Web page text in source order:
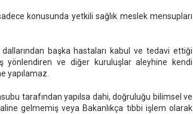
konusunda yetkili sağlık meslek mensupları
başka hastaları kabul ve tedavi ettiği
yönlendiren ve diğer kuruluşlar aleyhine kendi
yapılamaz.
tarafından yapılsa dahi, doğruluğu bilimsel ve
gelmemiş veya Bakanlıkça tıbbi işlem olarak